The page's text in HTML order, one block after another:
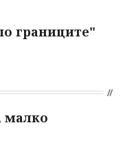
границите"
малко